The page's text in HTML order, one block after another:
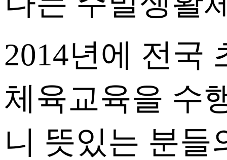
2014년에 전국
체육교육을 수
니 뜻있는 분들